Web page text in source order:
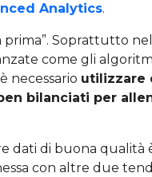
Analytics.
prima”. Soprattutto
come gli
necessario utilizzare
bilanciati per
dati di buona qualità
con altre due